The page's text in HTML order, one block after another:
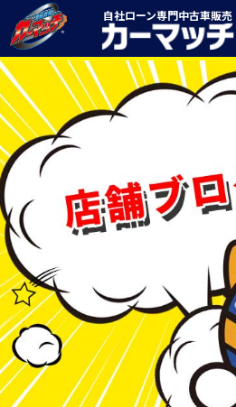
自社ローン専門中古車販売